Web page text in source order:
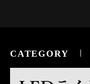
CATEGORY